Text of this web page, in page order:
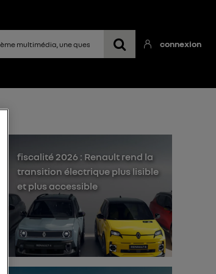
connexion
fiscalité 2026 : Renault rend la
transition électrique plus lisible
et plus accessible